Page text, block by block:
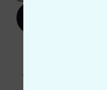
Mit Klick auf „Jetzt
Werbung und einer
Abmeldung ist